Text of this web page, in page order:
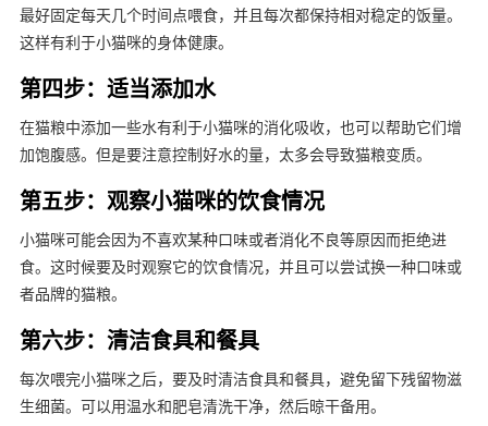
最好固定每天几个时间点喂食，并且每次都保持相对稳定的饭量。
这样有利于小猫咪的身体健康。
第四步：适当添加水
在猫粮中添加一些水有利于小猫咪的消化吸收，也可以帮助它们增
加饱腹感。但是要注意控制好水的量，太多会导致猫粮变质。
第五步：观察小猫咪的饮食情况
小猫咪可能会因为不喜欢某种口味或者消化不良等原因而拒绝进
食。这时候要及时观察它的饮食情况，并且可以尝试换一种口味或
者品牌的猫粮。
第六步：清洁食具和餐具
每次喂完小猫咪之后，要及时清洁食具和餐具，避免留下残留物滋
生细菌。可以用温水和肥皂清洗干净，然后晾干备用。